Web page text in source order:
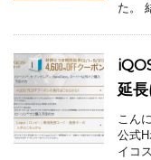
た。
延長
こん
公式
イコ